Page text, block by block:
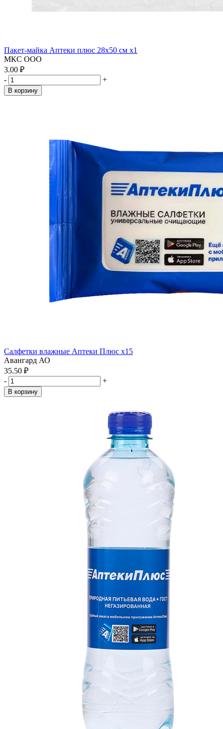
Пакет-майка Аптеки плюс 28х50 см x1
МКС ООО
3.00 ₽
-
+
В корзину
Салфетки влажные Аптеки Плюс x15
Авангард АО
35.50 ₽
-
+
В корзину